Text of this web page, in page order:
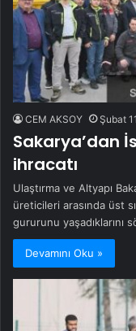
CEM AKSOY Şubat
Sakarya’dan
ihracatı
Ulaştırma ve Altyapı
üreticileri arasında üst
gururunu yaşadıklarını
Devamını Oku »